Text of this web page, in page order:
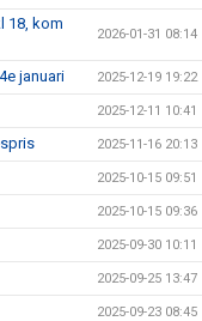
18, kom
2026-01-31 08:14
januari 2025-12-19 19:22
2025-12-11 10:41
2025-11-16 20:13
2025-10-15 09:51
2025-10-15 09:36
2025-09-30 10:11
2025-09-25 13:47
2025-09-23 08:45